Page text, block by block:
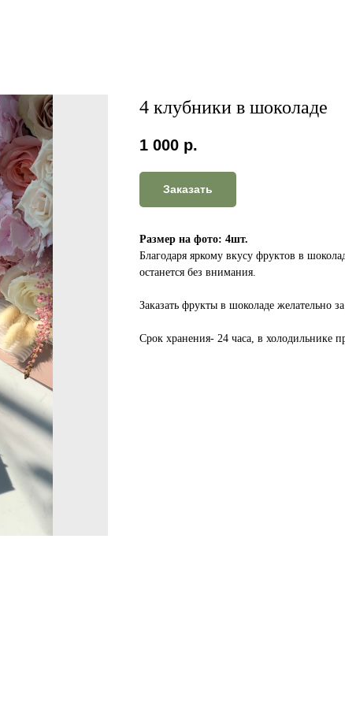
4 клубники в шоколаде
1 000 р.
Заказать
Размер на фото: 4шт.
Благодаря яркому вкусу фруктов в
останется без внимания.
Заказать фрукты в шоколаде желательно
Срок хранения- 24 часа, в холодильнике